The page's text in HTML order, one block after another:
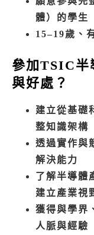
體）的學生
15–19歲、
參加TSIC半
與好處？
建立從基礎
整知識架構
透過實作與
解決能力
了解半導體
建立產業視
獲得與學界
人脈與經驗